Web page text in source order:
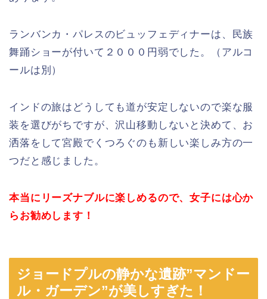
ランバンカ・パレスのビュッフェディナーは、民族
舞踊ショーが付いて２０００円弱でした。（アルコ
ールは別）
インドの旅はどうしても道が安定しないので楽な服
装を選びがちですが、沢山移動しないと決めて、お
洒落をして宮殿でくつろぐのも新しい楽しみ方の一
つだと感じました。
本当にリーズナブルに楽しめるので、女子には心か
らお勧めします！
ジョードプルの静かな遺跡”マンドー
ル・ガーデン”が美しすぎた！